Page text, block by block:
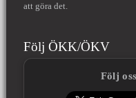
att göra det.
Följ ÖKK/ÖKV
Följ oss